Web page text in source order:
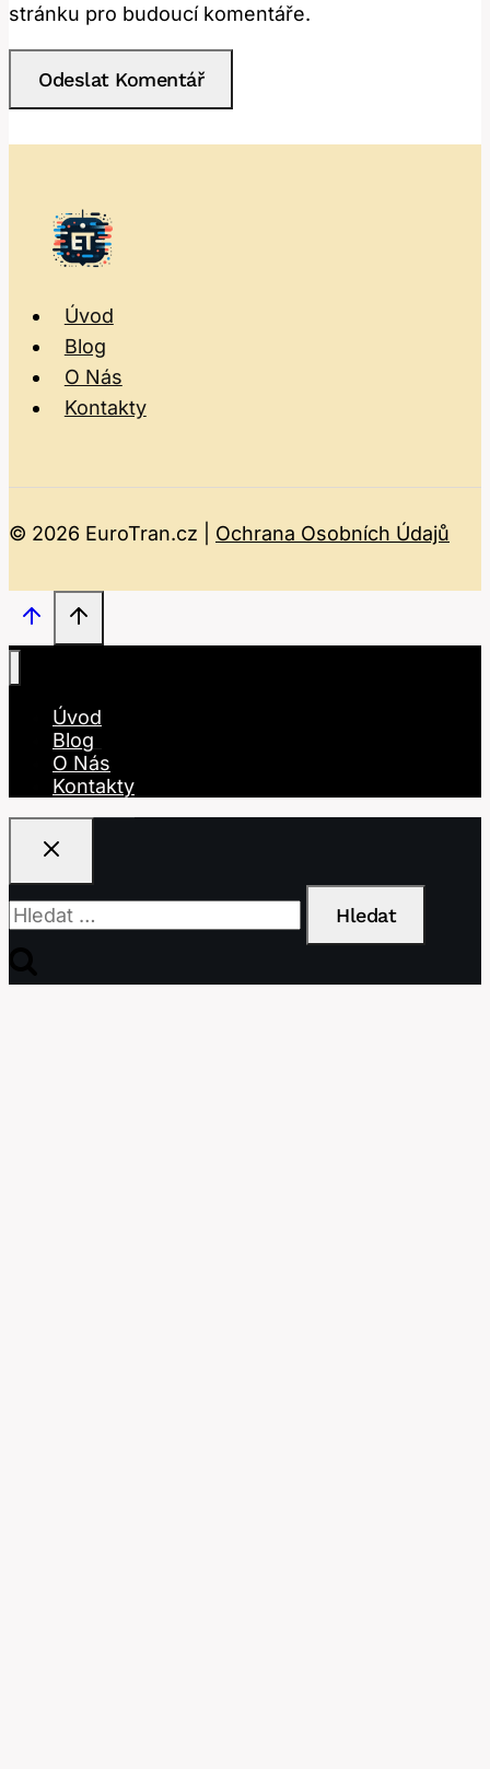
stránku pro budoucí komentáře.
Úvod
Blog
O Nás
Kontakty
© 2026 EuroTran.cz | Ochrana Osobních Údajů
Úvod
Blog
O Nás
Kontakty
Vyhledávání